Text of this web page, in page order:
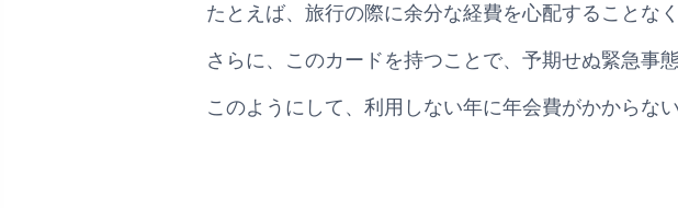
たとえば、旅行の際に余分な経費を心配することな
さらに、このカードを持つことで、予期せぬ緊急事
このようにして、利用しない年に年会費がかからな